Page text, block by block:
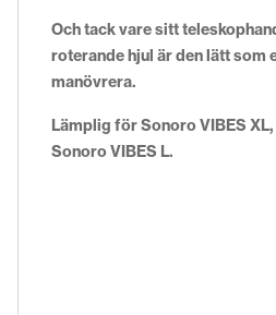
Och tack vare sitt
roterande hjul är den lätt som
manövrera.
Lämplig för Sonoro VIBES
Sonoro VIBES L.